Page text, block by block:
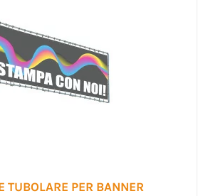
TUBOLARE PER BANNER